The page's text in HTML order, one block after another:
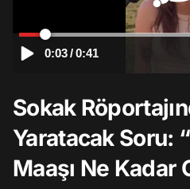
0:03/0:41
Sokak
Yaratacak Soru:
Maaşı Ne Kadar